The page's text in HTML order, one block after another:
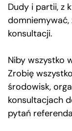
Dudy i partii, z
domniemywać,
konsultacji.
Niby wszystko
Zrobię
środowisk,
konsultacjach
pytań